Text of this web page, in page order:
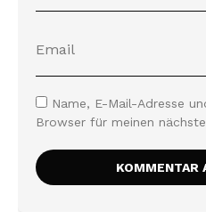
Name, E-Mail-Adresse
Browser für meinen